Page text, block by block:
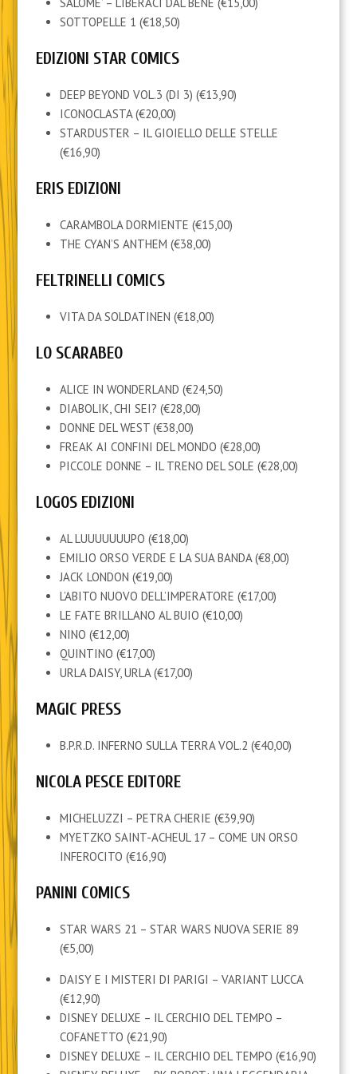
SOTTOPELLE 1 (€18,50)
EDIZIONI STAR COMICS
DEEP BEYOND VOL.3 (DI 3) (€13,90)
ICONOCLASTA (€20,00)
STARDUSTER – IL GIOIELLO DELLE STELLE
(€16,90)
ERIS EDIZIONI
CARAMBOLA DORMIENTE (€15,00)
THE CYAN’S ANTHEM (€38,00)
FELTRINELLI COMICS
VITA DA SOLDATINEN (€18,00)
LO SCARABEO
ALICE IN WONDERLAND (€24,50)
DIABOLIK, CHI SEI? (€28,00)
DONNE DEL WEST (€38,00)
FREAK AI CONFINI DEL MONDO (€28,00)
PICCOLE DONNE – IL TRENO DEL SOLE (€28,00)
LOGOS EDIZIONI
AL LUUUUUUUPO (€18,00)
EMILIO ORSO VERDE E LA SUA BANDA (€8,00)
JACK LONDON (€19,00)
L’ABITO NUOVO DELL’IMPERATORE (€17,00)
LE FATE BRILLANO AL BUIO (€10,00)
NINO (€12,00)
QUINTINO (€17,00)
URLA DAISY, URLA (€17,00)
MAGIC PRESS
B.P.R.D. INFERNO SULLA TERRA VOL.2 (€40,00)
NICOLA PESCE EDITORE
MICHELUZZI – PETRA CHERIE (€39,90)
MYETZKO SAINT-ACHEUL 17 – COME UN ORSO
INFEROCITO (€16,90)
PANINI COMICS
STAR WARS 21 – STAR WARS NUOVA SERIE 89
(€5,00)
DAISY E I MISTERI DI PARIGI – VARIANT LUCCA
(€12,90)
DISNEY DELUXE – IL CERCHIO DEL TEMPO –
COFANETTO (€21,90)
DISNEY DELUXE – IL CERCHIO DEL TEMPO (€16,90)